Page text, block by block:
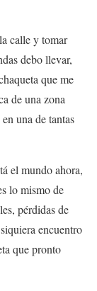
calle y tomar
debo llevar,
que me
de una zona
una de tantas
el mundo ahora,
lo mismo de
pérdidas de
encuentro
que pronto